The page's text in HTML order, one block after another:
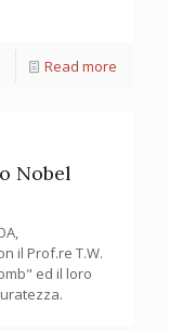
Read more
Nobel
il Prof.re T.W.
ed il loro